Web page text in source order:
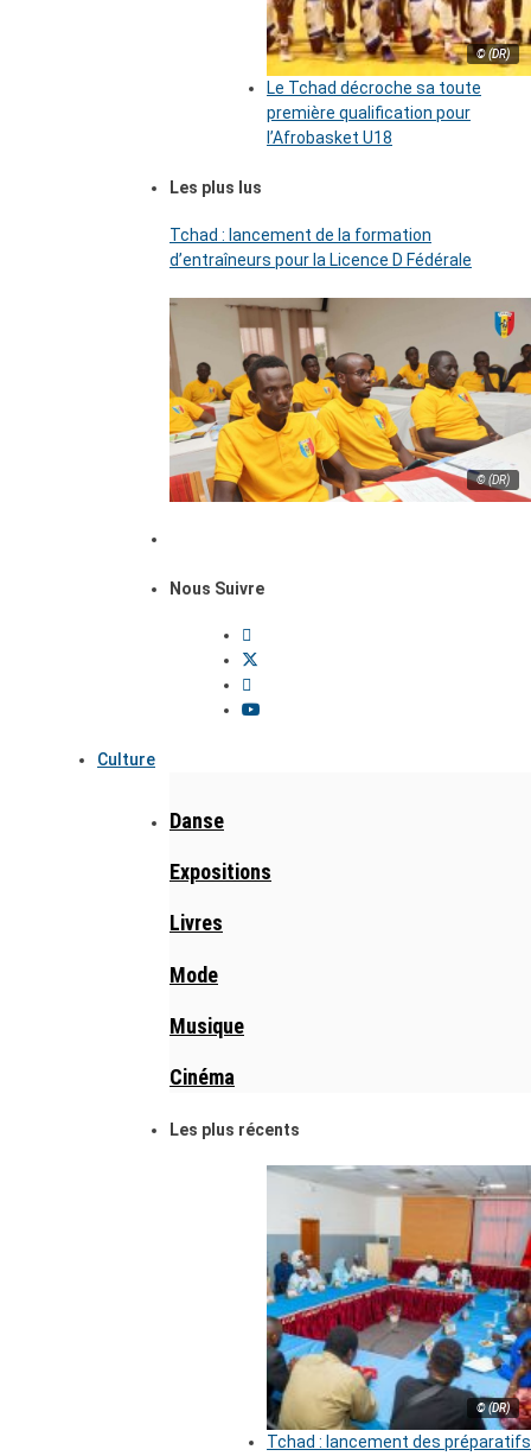
© (DR)
Le Tchad décroche sa toute
première qualification pour
l’Afrobasket U18
Les plus lus
Tchad : lancement de la formation
d’entraîneurs pour la Licence D Fédérale
© (DR)
Nous Suivre
Culture
Danse
Expositions
Livres
Mode
Musique
Cinéma
Les plus récents
© (DR)
Tchad : lancement des préparatifs